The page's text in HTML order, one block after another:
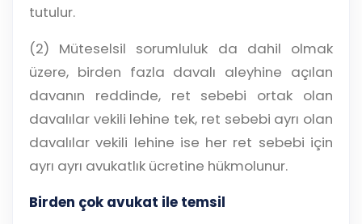
tutulur.
(2) Müteselsil sorumluluk da dahil olmak
üzere, birden fazla davalı aleyhine açılan
davanın reddinde, ret sebebi ortak olan
davalılar vekili lehine tek, ret sebebi ayrı olan
davalılar vekili lehine ise her ret sebebi için
ayrı ayrı avukatlık ücretine hükmolunur.
Birden çok avukat ile temsil